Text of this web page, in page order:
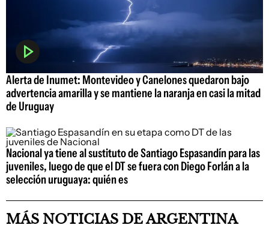
Alerta de Inumet: Montevideo y Canelones quedaron bajo
advertencia amarilla y se mantiene la naranja en casi la mitad
de Uruguay
Nacional ya tiene al sustituto de Santiago Espasandín para las
juveniles, luego de que el DT se fuera con Diego Forlán a la
selección uruguaya: quién es
MÁS NOTICIAS DE ARGENTINA